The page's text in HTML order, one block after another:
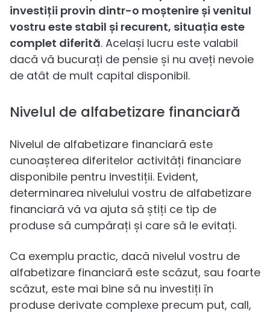
investiții provin dintr-o moștenire și venitul
vostru este stabil și recurent, situația este
complet diferită. Același lucru este valabil
dacă vă bucurați de pensie și nu aveți nevoie
de atât de mult capital disponibil.
Nivelul de alfabetizare financiară
Nivelul de alfabetizare financiară este
cunoașterea diferitelor activități financiare
disponibile pentru investiții. Evident,
determinarea nivelului vostru de alfabetizare
financiară vă va ajuta să știți ce tip de
produse să cumpărați și care să le evitați.
Ca exemplu practic, dacă nivelul vostru de
alfabetizare financiară este scăzut, sau foarte
scăzut, este mai bine să nu investiți în
produse derivate complexe precum put, call,